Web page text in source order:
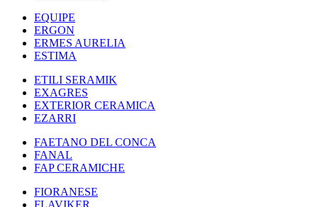
EQUIPE
ERGON
ERMES AURELIA
ESTIMA
ETILI SERAMIK
EXAGRES
EXTERIOR CERAMICA
EZARRI
FAETANO DEL CONCA
FANAL
FAP CERAMICHE
FIORANESE
FLAVIKER